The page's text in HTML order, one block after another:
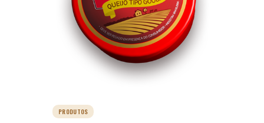
PRODUTOS